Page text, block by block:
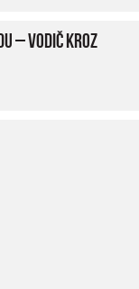
– vodič kroz